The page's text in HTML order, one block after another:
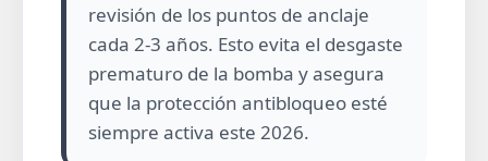
revisión de los puntos de anclaje
cada 2-3 años. Esto evita el desgaste
prematuro de la bomba y asegura
que la protección antibloqueo esté
siempre activa este 2026.